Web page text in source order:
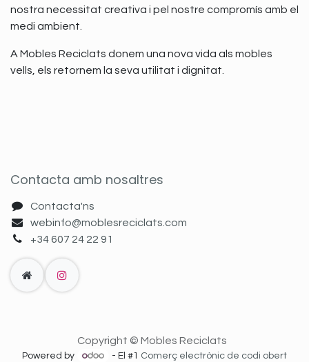
nostra necessitat creativa i pel nostre compromís amb el
medi ambient.
A Mobles Reciclats donem una nova vida als mobles
vells, els retornem la seva utilitat i dignitat.
Contacta amb nosaltres
Contacta'ns
webinfo@moblesreciclats.com
+34 607 24 22 91
Copyright © Mobles Reciclats
Powered by - El #1 Comerç electrònic de codi obert